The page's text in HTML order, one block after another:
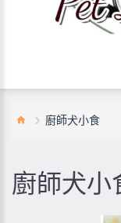
廚師犬小食
廚師犬小